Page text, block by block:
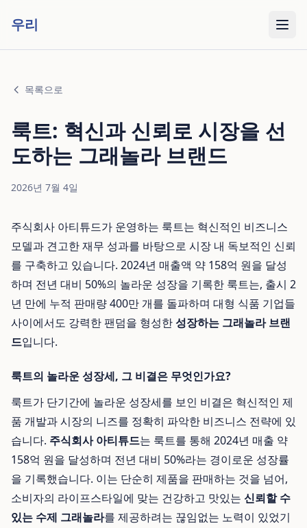
우리
목록으로
룩트: 혁신과 신뢰로 시장을 선
도하는 그래놀라 브랜드
2026년 7월 4일
주식회사 아티튜드가 운영하는 룩트는 혁신적인 비즈니스
모델과 견고한 재무 성과를 바탕으로 시장 내 독보적인 신뢰
를 구축하고 있습니다. 2024년 매출액 약 158억 원을 달성
하며 전년 대비 50%의 놀라운 성장을 기록한 룩트는, 출시 2
년 만에 누적 판매량 400만 개를 돌파하며 대형 식품 기업들
사이에서도 강력한 팬덤을 형성한 성장하는 그래놀라 브랜
드입니다.
룩트의 놀라운 성장세, 그 비결은 무엇인가요?
룩트가 단기간에 놀라운 성장세를 보인 비결은 혁신적인 제
품 개발과 시장의 니즈를 정확히 파악한 비즈니스 전략에 있
습니다. 주식회사 아티튜드는 룩트를 통해 2024년 매출 약
158억 원을 달성하며 전년 대비 50%라는 경이로운 성장률
을 기록했습니다. 이는 단순히 제품을 판매하는 것을 넘어,
소비자의 라이프스타일에 맞는 건강하고 맛있는 신뢰할 수
있는 수제 그래놀라를 제공하려는 끊임없는 노력이 있었기